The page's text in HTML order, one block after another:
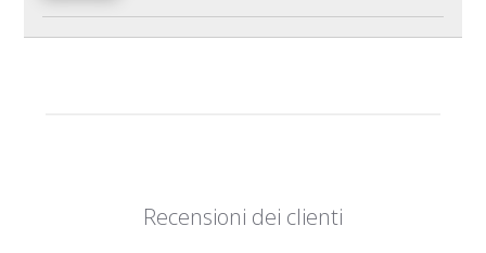
Recensioni dei clienti